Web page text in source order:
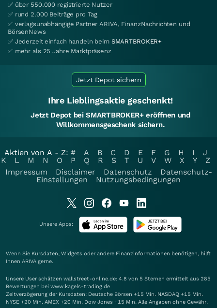
✅ über 550.000 registrierte Nutzer
✅ rund 2.000 Beiträge pro Tag
✅ verlagsunabhängige Partner ARIVA, FinanzNachrichten und
BörsenNews
✅ Jederzeit einfach handeln beim SMARTBROKER+
✅ mehr als 25 Jahre Marktpräsenz
Jetzt Depot sichern
Ihre Lieblingsaktie geschenkt!
Jetzt Depot bei SMARTBROKER+ eröffnen und
Willkommensgeschenk sichern.
Aktien von A - Z: # A B C D E F G H I
J
K
L M N O P Q R S T U V W X Y
Z
Impressum
Disclaimer Datenschutz
Datenschutz-
Einstellungen
Nutzungsbedingungen
Unsere Apps:
Wenn Sie Kursdaten, Widgets oder andere Finanzinformationen benötigen, hilft
Ihnen ARIVA gerne.
Unsere User schätzen wallstreet-online.de: 4.8 von 5 Sternen ermittelt aus 285
Bewertungen bei www.kagels-trading.de
Zeitverzögerung der Kursdaten: Deutsche Börsen +15 Min. NASDAQ +15 Min.
NYSE +20 Min. AMEX +20 Min. Dow Jones +15 Min. Alle Angaben ohne Gewähr.